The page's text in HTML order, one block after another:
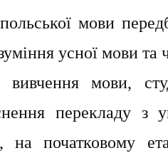
мови
усної мови
мови,
перекладу з
на початковому